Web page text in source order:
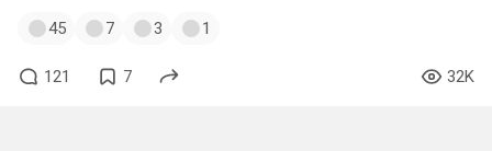
45 7 3 1
121 7 32K